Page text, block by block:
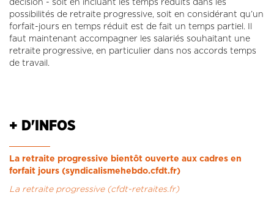
décision - soit en incluant les temps réduits dans les
possibilités de retraite progressive, soit en considérant qu’un
forfait-jours en temps réduit est de fait un temps partiel. Il
faut maintenant accompagner les salariés souhaitant une
retraite progressive, en particulier dans nos accords temps
de travail.
+ D'INFOS
La retraite progressive bientôt ouverte aux cadres en
forfait jours (syndicalismehebdo.cfdt.fr)
La retraite progressive (cfdt-retraites.fr)